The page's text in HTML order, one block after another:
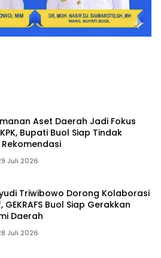
Aset Daerah Jadi Fokus
Bupati Buol Siap Tindak
Rekomendasi
Juli 2026
Triwibowo Dorong Kolaborasi
GEKRAFS Buol Siap Gerakkan
Daerah
Juli 2026